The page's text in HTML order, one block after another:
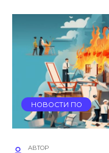
НОВОСТИ ПО
АВТОР